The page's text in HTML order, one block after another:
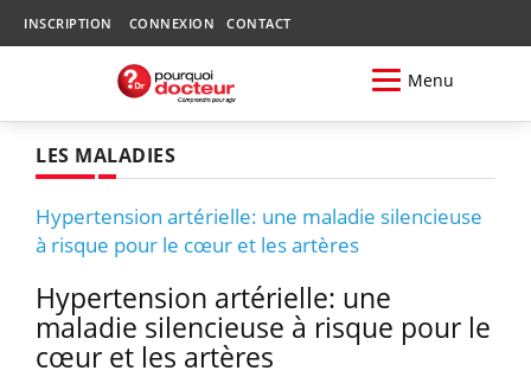
INSCRIPTION CONNEXION CONTACT
Menu
LES MALADIES
Hypertension artérielle: une maladie silencieuse
à risque pour le cœur et les artères
Hypertension artérielle: une
maladie silencieuse à risque pour le
cœur et les artères